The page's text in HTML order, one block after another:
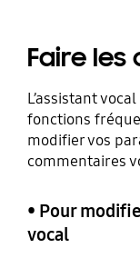
Faire
L’assistant
fonctions
modifier vos
commentaires
• Pour
vocal